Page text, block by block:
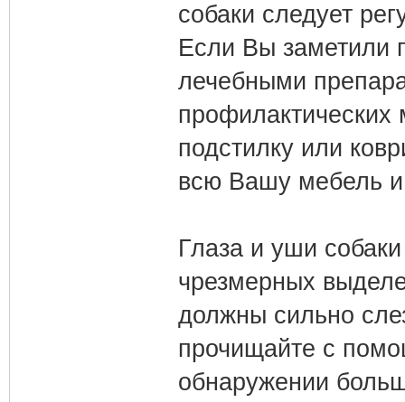
собаки следует
Если Вы заметили
лечебными
профилактических
подстилку или
всю Вашу мебель
Глаза и уши
чрезмерных
должны сильно
прочищайте с
обнаружении